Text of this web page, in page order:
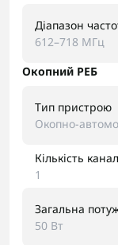
Діапазон
612–718 МГц
Окопний РЕБ
Тип пристрою
Окопно-
Кількість
1
Загальна
50 Вт